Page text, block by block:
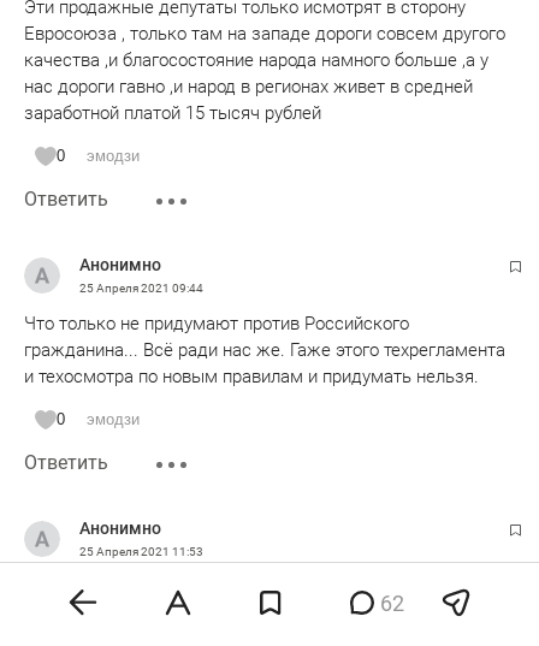
Эти продажные депутаты только исмотрят в сторону
Евросоюза , только там на западе дороги совсем другого
качества ,и благосостояние народа намного больше ,а у
нас дороги гавно ,и народ в регионах живет в средней
заработной платой 15 тысяч рублей
0 эмодзи
Ответить
Анонимно
25 Апреля 2021 09:44
Что только не придумают против Российского
гражданина... Всё ради нас же. Гаже этого техрегламента
и техосмотра по новым правилам и придумать нельзя.
0 эмодзи
Ответить
Анонимно
25 Апреля 2021 11:53
Очередной денежный поток в фонд ГИБДД
62